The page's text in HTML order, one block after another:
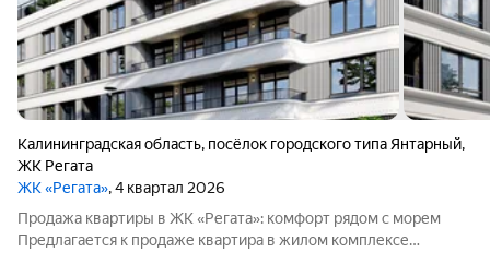
Калининградская область, посёлок городского типа Янтарный,
ЖК Регата
ЖК «Регата», 4 квартал 2026
Продажа квартиры в ЖК «Регата»: комфорт рядом с морем
Предлагается к продаже квартира в жилом комплексе